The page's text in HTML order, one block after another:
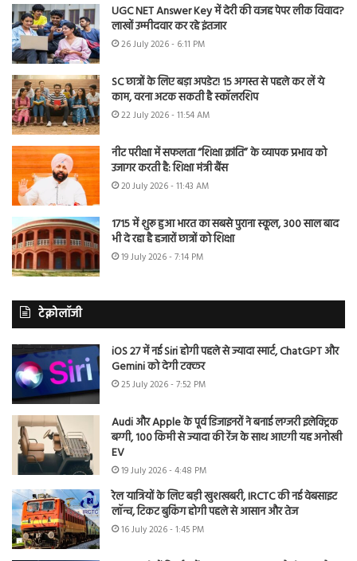
UGC NET Answer Key में देरी की वजह पेपर लीक विवाद?
लाखों उम्मीदवार कर रहे इंतजार
26 July 2026 - 6:11 PM
SC छात्रों के लिए बड़ा अपडेट! 15 अगस्त से पहले कर लें ये
काम, वरना अटक सकती है स्कॉलरशिप
22 July 2026 - 11:54 AM
नीट परीक्षा में सफलता “शिक्षा क्रांति” के व्यापक प्रभाव को
उजागर करती है: शिक्षा मंत्री बैंस
20 July 2026 - 11:43 AM
1715 में शुरू हुआ भारत का सबसे पुराना स्कूल, 300 साल बाद
भी दे रहा है हजारों छात्रों को शिक्षा
19 July 2026 - 7:14 PM
टेक्नोलॉजी
iOS 27 में नई Siri होगी पहले से ज्यादा स्मार्ट, ChatGPT और
Gemini को देगी टक्कर
25 July 2026 - 7:52 PM
Audi और Apple के पूर्व डिजाइनरों ने बनाई लग्जरी इलेक्ट्रिक
बग्गी, 100 किमी से ज्यादा की रेंज के साथ आएगी यह अनोखी
EV
19 July 2026 - 4:48 PM
रेल यात्रियों के लिए बड़ी खुशखबरी, IRCTC की नई वेबसाइट
लॉन्च, टिकट बुकिंग होगी पहले से आसान और तेज
16 July 2026 - 1:45 PM